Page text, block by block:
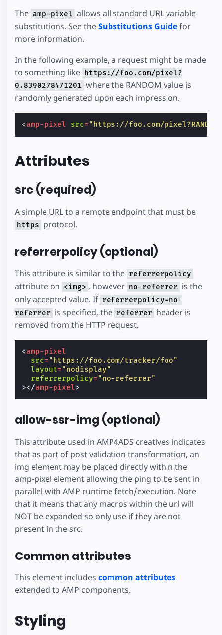
The amp-pixel allows all standard URL variable
substitutions. See theSubstitutions Guidefor
more information.
In the following example, a request might be made
to something like
https://foo.com/pixel?
0.8390278471201 where the RANDOM value is
randomly generated upon each impression.
<amp-pixel src="https://foo.com/
Attributes
src (required)
A simple URL to a remote endpoint that must be
https protocol.
referrerpolicy (optional)
This attribute is similar to the referrerpolicy
attribute on <img> , however no-referrer is the
only accepted value. If referrerpolicy=no-
referrer is specified, the referrer header is
removed from the HTTP request.
<amp-pixel
src="https://foo.com/tracker/foo"
layout="nodisplay"
referrerpolicy="no-referrer"
></amp-pixel>
allow-ssr-img (optional)
This attribute used in AMP4ADS creatives indicates
that as part of post validation transformation, an
img element may be placed directly within the
amp-pixel element allowing the ping to be sent in
parallel with AMP runtime fetch/execution. Note
that it means that any macros within the url will
NOT be expanded so only use if they are not
present in the src.
Common attributes
This element includes common attributes
extended to AMP components.
Styling